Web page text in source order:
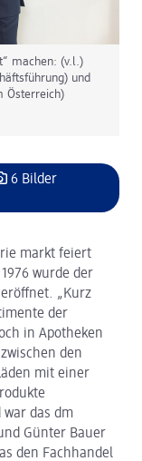
machen: (v.l.)
und
Österreich)
6 Bilder
markt feiert
wurde der
„Kurz
der
in Apotheken
den
mit einer
das dm
Günter Bauer
den Fachhandel